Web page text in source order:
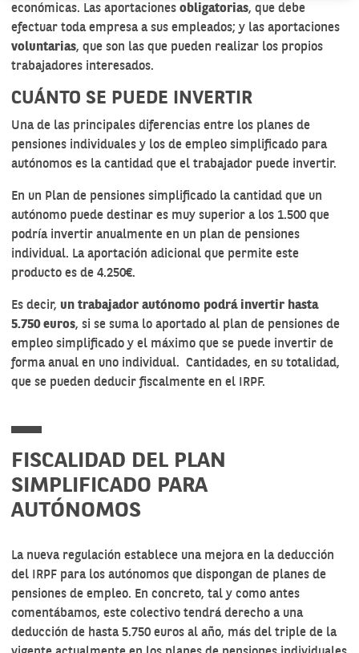
económicas. Las aportaciones obligatorias, que debe
efectuar toda empresa a sus empleados; y las aportaciones
voluntarias, que son las que pueden realizar los propios
trabajadores interesados.
CUÁNTO SE PUEDE INVERTIR
Una de las principales diferencias entre los planes de
pensiones individuales y los de empleo simplificado para
autónomos es la cantidad que el trabajador puede invertir.
En un Plan de pensiones simplificado la cantidad que un
autónomo puede destinar es muy superior a los 1.500 que
podría invertir anualmente en un plan de pensiones
individual. La aportación adicional que permite este
producto es de 4.250€.
Es decir, un trabajador autónomo podrá invertir hasta
5.750 euros, si se suma lo aportado al plan de pensiones de
empleo simplificado y el máximo que se puede invertir de
forma anual en uno individual. Cantidades, en su totalidad,
que se pueden deducir fiscalmente en el IRPF.
FISCALIDAD DEL PLAN
SIMPLIFICADO PARA
AUTÓNOMOS
La nueva regulación establece una mejora en la deducción
del IRPF para los autónomos que dispongan de planes de
pensiones de empleo. En concreto, tal y como antes
comentábamos, este colectivo tendrá derecho a una
deducción de hasta 5.750 euros al año, más del triple de la